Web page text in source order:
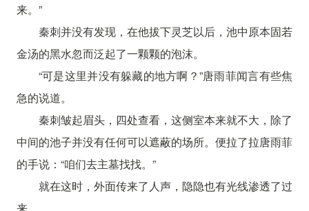
来。”
秦刺并没有发现，在他拔下灵芝以后，池中原本固若
金汤的黑水忽而泛起了一颗颗的泡沫。
“可是这里并没有躲藏的地方啊？”唐雨菲闻言有些焦
急的说道。
秦刺皱起眉头，四处查看，这侧室本来就不大，除了
中间的池子并没有任何可以遮蔽的场所。便拉了拉唐雨菲
的手说：“咱们去主墓找找。”
就在这时，外面传来了人声，隐隐也有光线渗透了过
来。